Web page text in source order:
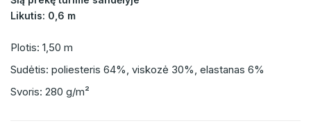
Likutis: 0,6 m
Plotis: 1,50 m
Sudėtis: poliesteris 64%, viskozė 30%, elastanas 6%
Svoris: 280 g/m²